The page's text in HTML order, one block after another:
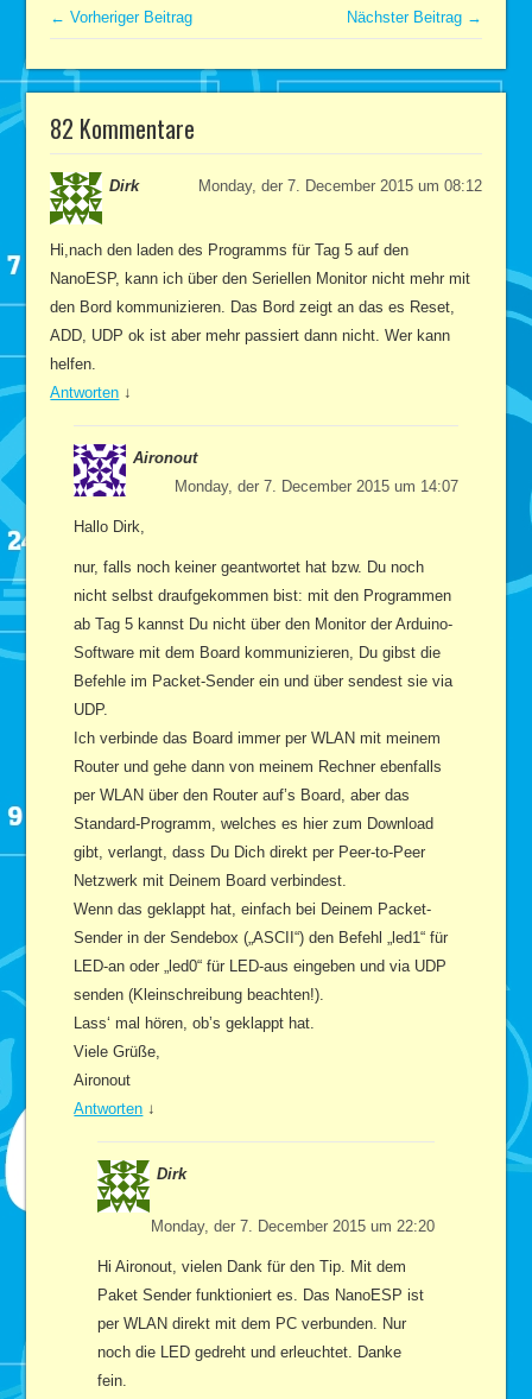
← Vorheriger Beitrag Nächster Beitrag →
82 Kommentare
Dirk Monday, der 7. December 2015 um 08:12
Hi,nach den laden des Programms für Tag 5 auf den
NanoESP, kann ich über den Seriellen Monitor nicht mehr mit
den Bord kommunizieren. Das Bord zeigt an das es Reset,
ADD, UDP ok ist aber mehr passiert dann nicht. Wer kann
helfen.
Antworten ↓
Aironout
Monday, der 7. December 2015 um 14:07
Hallo Dirk,
nur, falls noch keiner geantwortet hat bzw. Du noch
nicht selbst draufgekommen bist: mit den Programmen
ab Tag 5 kannst Du nicht über den Monitor der Arduino-
Software mit dem Board kommunizieren, Du gibst die
Befehle im Packet-Sender ein und über sendest sie via
UDP.
Ich verbinde das Board immer per WLAN mit meinem
Router und gehe dann von meinem Rechner ebenfalls
per WLAN über den Router auf’s Board, aber das
Standard-Programm, welches es hier zum Download
gibt, verlangt, dass Du Dich direkt per Peer-to-Peer
Netzwerk mit Deinem Board verbindest.
Wenn das geklappt hat, einfach bei Deinem Packet-
Sender in der Sendebox („ASCII“) den Befehl „led1“ für
LED-an oder „led0“ für LED-aus eingeben und via UDP
senden (Kleinschreibung beachten!).
Lass‘ mal hören, ob’s geklappt hat.
Viele Grüße,
Aironout
Antworten ↓
Dirk
Monday, der 7. December 2015 um 22:20
Hi Aironout, vielen Dank für den Tip. Mit dem
Paket Sender funktioniert es. Das NanoESP ist
per WLAN direkt mit dem PC verbunden. Nur
noch die LED gedreht und erleuchtet. Danke
fein.